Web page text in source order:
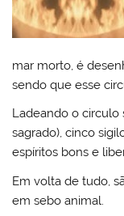
mar morto, é
sendo que esse
Ladeando o circulo
sagrado), cinco
espíritos bons e
Em volta de tudo,
em sebo animal.